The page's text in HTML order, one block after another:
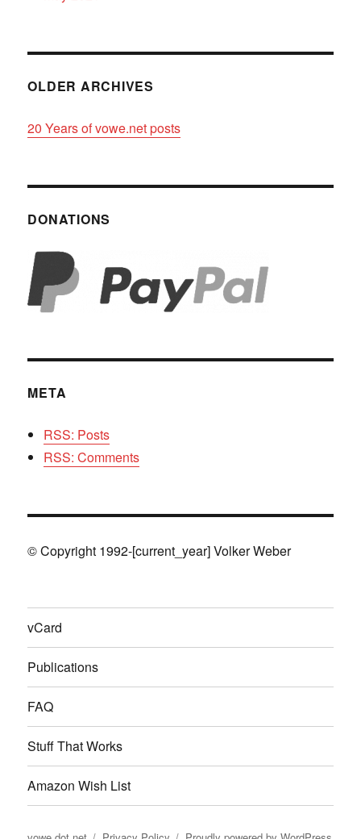
OLDER ARCHIVES
20 Years of vowe.net posts
DONATIONS
META
RSS: Posts
RSS: Comments
© Copyright 1992-[current_year] Volker Weber
vCard
Publications
FAQ
Stuff That Works
Amazon Wish List